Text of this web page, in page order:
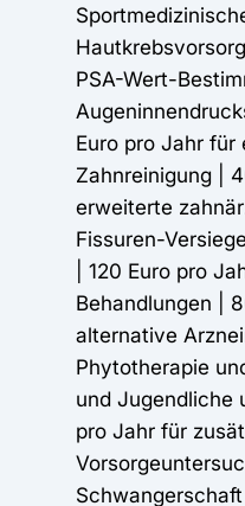
PSA-Wert-
Euro pro Jahr für
Zahnreinigung |
erweiterte
Fissuren-
| 120 Euro pro
Behandlungen |
alternative
Phytotherapie
und Jugendliche
pro Jahr für